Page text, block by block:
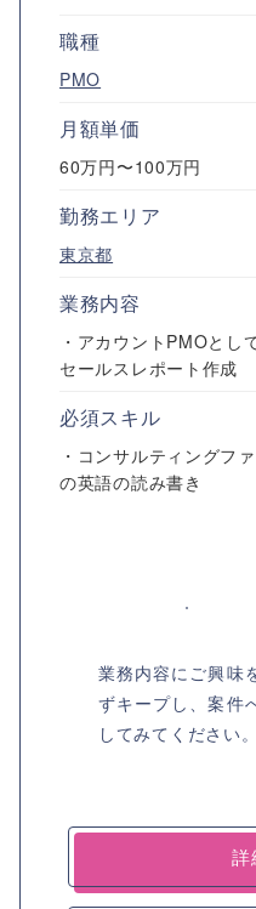
職種
PMO
月額単価
60万円〜100万円
勤務エリア
東京都
業務内容
・アカウントPMOとし
セールスレポート作成
必須スキル
・コンサルティングフ
の英語の読み書き
業務内容にご興味
ずキープし、案件
してみてください。
詳